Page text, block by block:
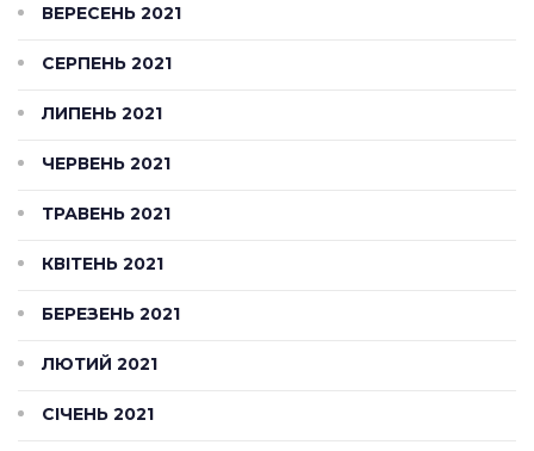
ВЕРЕСЕНЬ 2021
СЕРПЕНЬ 2021
ЛИПЕНЬ 2021
ЧЕРВЕНЬ 2021
ТРАВЕНЬ 2021
КВІТЕНЬ 2021
БЕРЕЗЕНЬ 2021
ЛЮТИЙ 2021
СІЧЕНЬ 2021